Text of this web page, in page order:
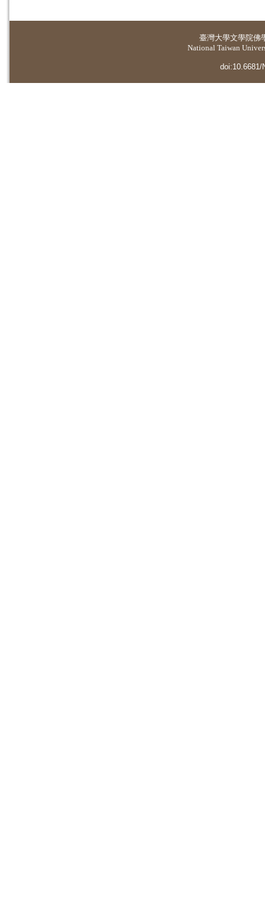
臺灣大學文學院佛
National Taiwan
doi:10.6681/